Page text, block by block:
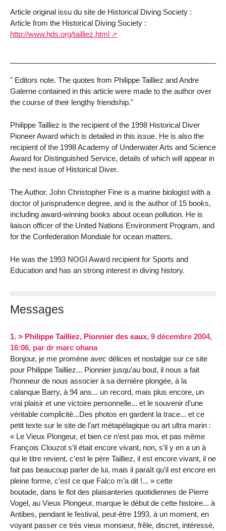
Article original issu du site de Historical Diving Society :
Article from the Historical Diving Society :
http://www.hds.org/tailliez.html
" Editors note. The quotes from Philippe Tailliez and Andre
Galerne contained in this article were made to the author over
the course of their lengthy friendship."
Philippe Tailliez is the recipient of the 1998 Historical Diver
Pioneer Award which is detailed in this issue. He is also the
recipient of the 1998 Academy of Underwater Arts and Science
Award for Distinguished Service, details of which will appear in
the next issue of Historical Diver.
The Author. John Christopher Fine is a marine biologist with a
doctor of jurisprudence degree, and is the author of 15 books,
including award-winning books about ocean pollution. He is
liaison officer of the United Nations Environment Program, and
for the Confederation Mondiale for ocean matters.
He was the 1993 NOGI Award recipient for Sports and
Education and has an strong interest in diving history.
Messages
1. > Philippe Tailliez, Pionnier des eaux, 9 décembre 2004,
16:06, par dr marc ohana
Bonjour, je me promène avec délices et nostalgie sur ce site
pour Philippe Tailliez... Pionnier jusqu’au bout, il nous a fait
l’honneur de nous associer à sa dernière plongée, à la
calanque Barry, à 94 ans... un record, mais plus encore, un
vrai plaisir et une victoire personnelle... et le souvenir d’une
véritable complicité...Des photos en gardent la trace... et ce
petit texte sur le site de l’art métapélagique ou art ultra marin :
« Le Vieux Plongeur, et bien ce n’est pas moi, et pas même
François Clouzot s’il était encore vivant, non, s’il y en a un à
qui le titre revient, c’est le père Tailliez, il est encore vivant, il ne
fait pas beaucoup parler de lui, mais il paraît qu’il est encore en
pleine forme, c’est ce que Falco m’a dit !... » cette
boutade, dans le flot des plaisanteries quotidiennes de Pierre
Vogel, au Vieux Plongeur, marque le début de cette histoire... à
Antibes, pendant le festival, peut-être 1993, à un moment, en
voyant passer ce très vieux monsieur, frêle, discret, intéressé,